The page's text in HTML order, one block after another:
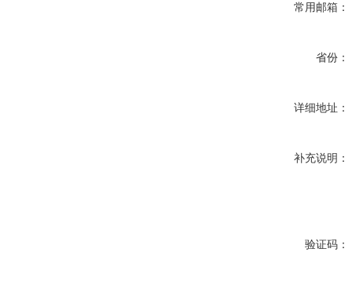
常用邮箱：
省份：
详细地址：
补充说明：
验证码：